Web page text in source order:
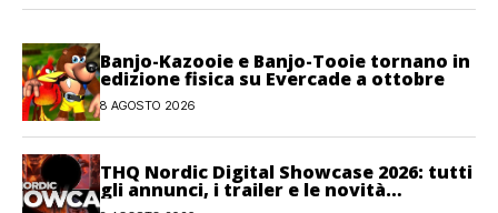
Banjo-Kazooie e Banjo-Tooie tornano in
edizione fisica su Evercade a ottobre
8 AGOSTO 2026
THQ Nordic Digital Showcase 2026: tutti
gli annunci, i trailer e le novità
dell’evento